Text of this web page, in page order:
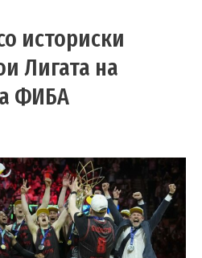
историски
Лигата на
ФИБА